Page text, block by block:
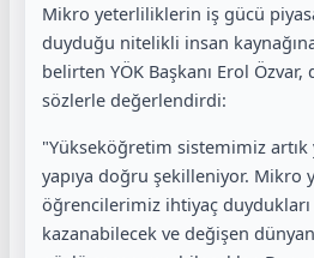
Mikro yeterliliklerin iş gücü
duyduğu nitelikli insan kaynağına
belirten YÖK Başkanı Erol
sözlerle değerlendirdi:
"Yükseköğretim sistemimiz
yapıya doğru şekilleniyor. Mikro
öğrencilerimiz ihtiyaç duydukları
kazanabilecek ve değişen